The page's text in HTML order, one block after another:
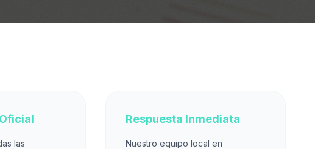
las
Respuesta Inmediata
Nuestro equipo local en